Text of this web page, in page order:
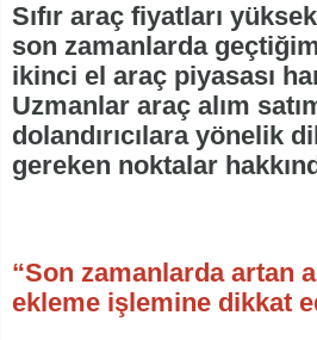
Sıfır araç fiyatları
son zamanlarda
ikinci el araç piyasası
Uzmanlar araç alım
dolandırıcılara yönelik
gereken noktalar
“Son zamanlarda artan
ekleme işlemine dikkat